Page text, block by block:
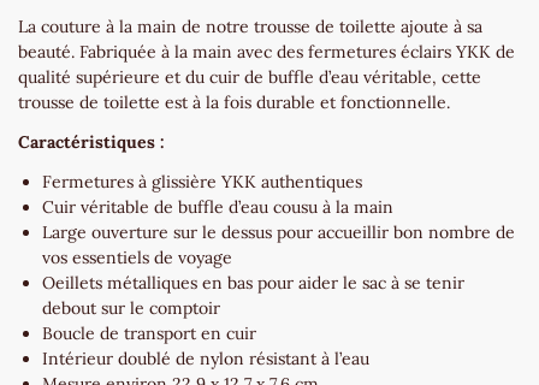
La couture à la main de notre trousse de toilette ajoute à sa
beauté. Fabriquée à la main avec des fermetures éclairs YKK de
qualité supérieure et du cuir de buffle d’eau véritable, cette
trousse de toilette est à la fois durable et fonctionnelle.
Caractéristiques :
Fermetures à glissière YKK authentiques
Cuir véritable de buffle d’eau cousu à la main
Large ouverture sur le dessus pour accueillir bon nombre de
vos essentiels de voyage
Oeillets métalliques en bas pour aider le sac à se tenir
debout sur le comptoir
Boucle de transport en cuir
Intérieur doublé de nylon résistant à l’eau